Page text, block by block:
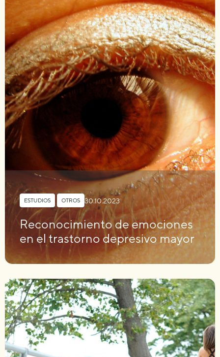
ESTUDIOS OTROS 30.10.2023
Reconocimiento de emociones
en el trastorno depresivo mayor